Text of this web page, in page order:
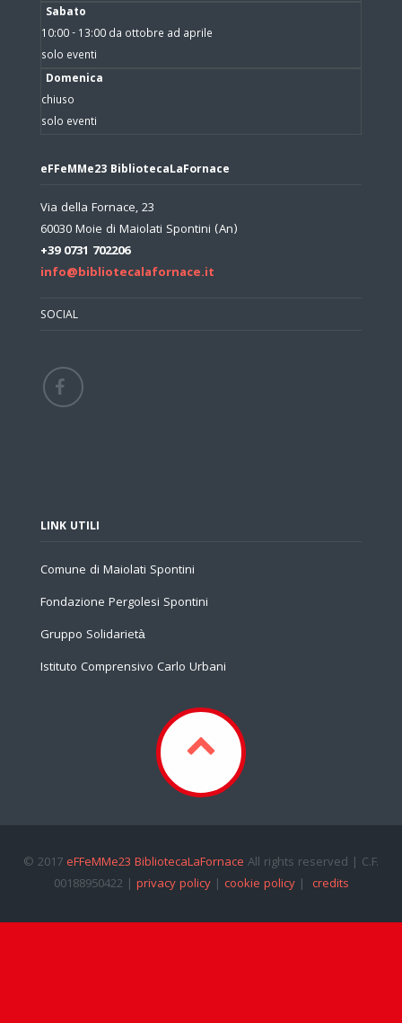
Sabato
10:00 - 13:00 da ottobre ad aprile
solo eventi
Domenica
chiuso
solo eventi
eFFeMMe23 BibliotecaLaFornace
Via della Fornace, 23
60030 Moie di Maiolati Spontini (An)
+39 0731 702206
info@bibliotecalafornace.it
SOCIAL
LINK UTILI
Comune di Maiolati Spontini
Fondazione Pergolesi Spontini
Gruppo Solidarietà
Istituto Comprensivo Carlo Urbani
© 2017 eFFeMMe23 BibliotecaLaFornace All rights reserved | C.F.
00188950422 | privacy policy| cookie policy| credits